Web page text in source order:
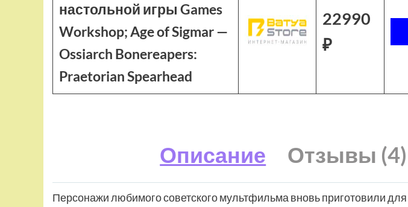
настольной игры Games
Workshop; Age of Sigmar —
Ossiarch Bonereapers:
Praetorian Spearhead
22990
₽
Описание Отзывы (4)
Персонажи любимого советского мультфильма вновь приготовили